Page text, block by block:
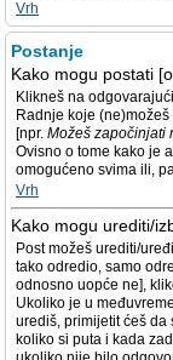
Vrh
Postanje
Kako mogu postati
Klikneš na
Radnje koje
[npr. Možeš započinjati
Ovisno o tome kako je
omogućeno svima ili,
Vrh
Kako mogu urediti/
Post možeš urediti/
tako odredio, samo
odnosno uopće ne],
Ukoliko je u
urediš, primijetit ćeš da
koliko si puta i kada